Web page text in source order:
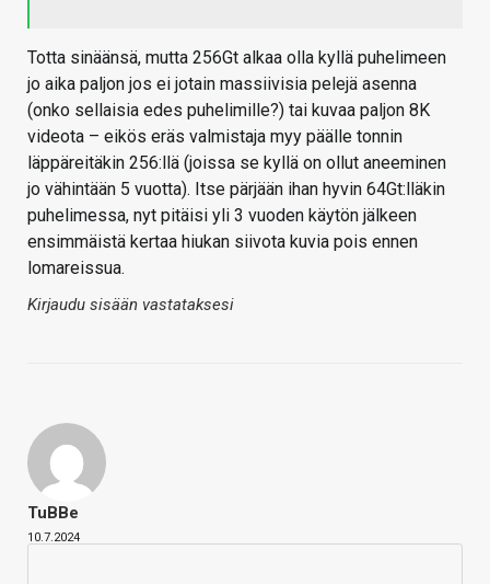
Totta sinäänsä, mutta 256Gt alkaa olla kyllä puhelimeen
jo aika paljon jos ei jotain massiivisia pelejä asenna
(onko sellaisia edes puhelimille?) tai kuvaa paljon 8K
videota – eikös eräs valmistaja myy päälle tonnin
läppäreitäkin 256:llä (joissa se kyllä on ollut aneeminen
jo vähintään 5 vuotta). Itse pärjään ihan hyvin 64Gt:lläkin
puhelimessa, nyt pitäisi yli 3 vuoden käytön jälkeen
ensimmäistä kertaa hiukan siivota kuvia pois ennen
lomareissua.
Kirjaudu sisään vastataksesi
TuBBe
10.7.2024